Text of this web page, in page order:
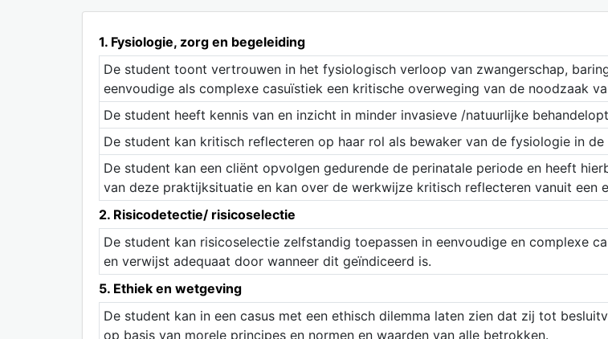
1. Fysiologie, zorg en begeleiding
De student toont vertrouwen in het fysiologisch verloop van zwangerschap,
eenvoudige als complexe casuïstiek een kritische overweging van de noodzaak
De student heeft kennis van en inzicht in minder invasieve /natuurlijke
De student kan kritisch reflecteren op haar rol als bewaker van de fysiologie in
De student kan een cliënt opvolgen gedurende de perinatale periode en heeft
van deze praktijksituatie en kan over de werkwijze kritisch reflecteren vanuit een
2. Risicodetectie/ risicoselectie
De student kan risicoselectie zelfstandig toepassen in eenvoudige en complexe
en verwijst adequaat door wanneer dit geïndiceerd is.
5. Ethiek en wetgeving
De student kan in een casus met een ethisch dilemma laten zien dat zij tot
op basis van morele principes en normen en waarden van alle betrokken.